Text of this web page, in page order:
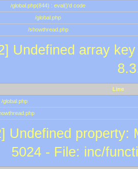
/global.php(844) : eval()'d code
/global.php
/showthread.php
Undefined array
Line
/global.php
Undefined property:
5024 - File: inc/